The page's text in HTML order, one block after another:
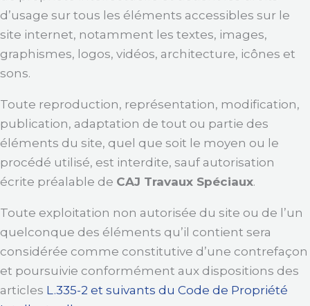
d’usage sur tous les éléments accessibles sur le
site internet, notamment les textes, images,
graphismes, logos, vidéos, architecture, icônes et
sons.
Toute reproduction, représentation, modification,
publication, adaptation de tout ou partie des
éléments du site, quel que soit le moyen ou le
procédé utilisé, est interdite, sauf autorisation
écrite préalable de CAJ Travaux Spéciaux.
Toute exploitation non autorisée du site ou de l’un
quelconque des éléments qu’il contient sera
considérée comme constitutive d’une contrefaçon
et poursuivie conformément aux dispositions des
articles L.335-2 et suivants du Code de Propriété